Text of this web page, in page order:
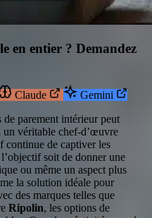
en entier ? Demandez
Claude
Gemini
de parement intérieur peut
un véritable chef-d’œuvre
continue de captiver les
soit de donner une
ou même un aspect plus
la solution idéale pour
des marques telles que
Ripolin, les options de